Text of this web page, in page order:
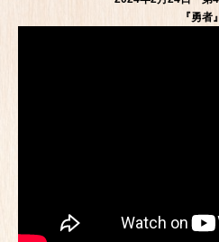
『勇者』